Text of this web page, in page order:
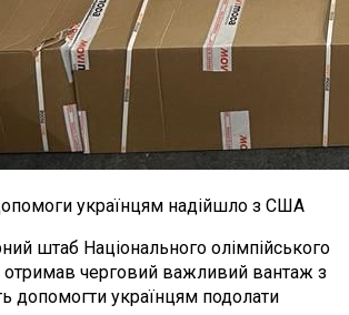
українцям надійшло з США
штаб Національного олімпійського
отримав черговий важливий вантаж з
допомогти українцям подолати